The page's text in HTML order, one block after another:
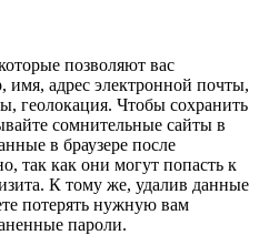
позволяют вас
адрес электронной почты,
геолокация. Чтобы сохранить
сомнительные сайты в
в браузере после
так как они могут попасть к
К тому же, удалив данные
потерять нужную вам
пароли.